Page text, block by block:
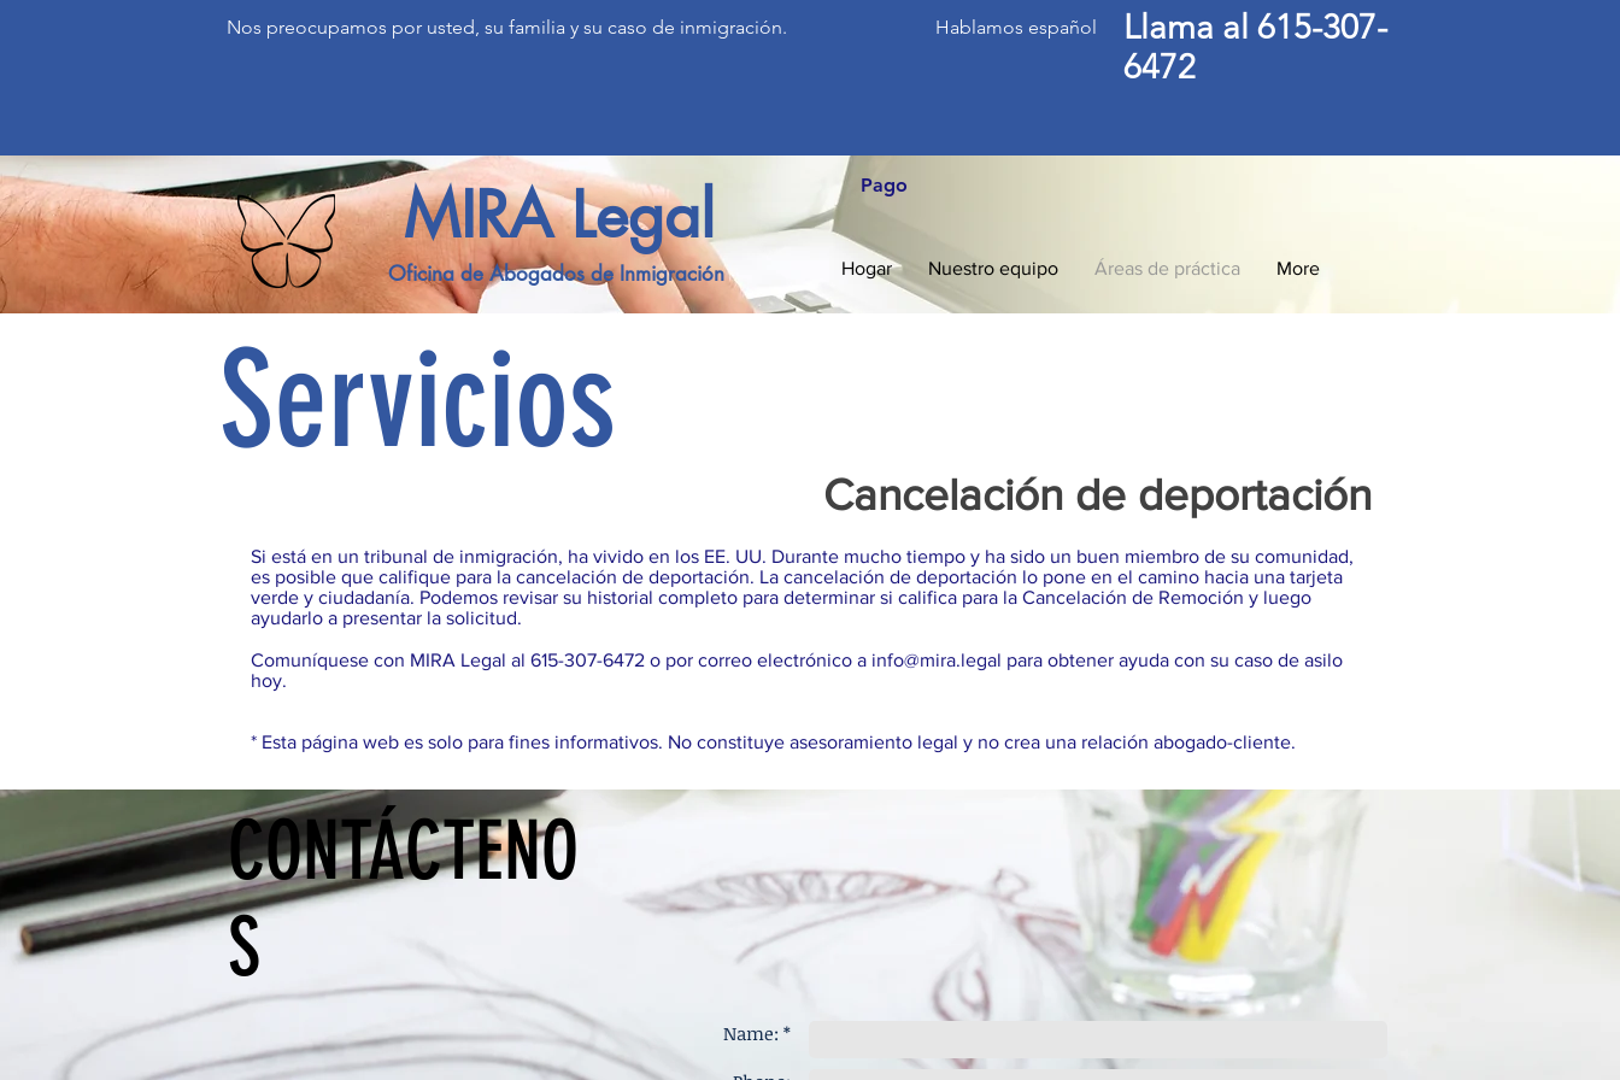
Nos preocupamos por usted, su familia y su caso de inmigración. Hablamos español
Llama al 615-307-
6472
MIRA Legal
Oficina de Abogados de Inmigración
Pago
Hogar Nuestro equipo Áreas de práctica More
Servicios
Cancelación de deportación
Si está en un tribunal de inmigración, ha vivido en los EE. UU. Durante mucho tiempo y ha sido un buen miembro de su comunidad,
es posible que califique para la cancelación de deportación. La cancelación de deportación lo pone en el camino hacia una tarjeta
verde y ciudadanía. Podemos revisar su historial completo para determinar si califica para la Cancelación de Remoción y luego
ayudarlo a presentar la solicitud.
Comuníquese con MIRA Legal al 615-307-6472 o por correo electrónico a info@mira.legal para obtener ayuda con su caso de asilo
hoy.
* Esta página web es solo para fines informativos. No constituye asesoramiento legal y no crea una relación abogado-cliente.
CONTÁCTENO
S
Name: *